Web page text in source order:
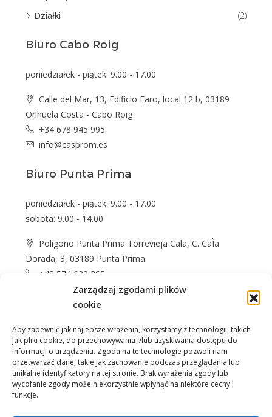
Zarządzaj zgodami plików
cookie
Aby zapewnić jak najlepsze wrażenia, korzystamy z technologii, takich
jak pliki cookie, do przechowywania i/lub uzyskiwania dostępu do
informacji o urządzeniu. Zgoda na te technologie pozwoli nam
przetwarzać dane, takie jak zachowanie podczas przeglądania lub
unikalne identyfikatory na tej stronie. Brak wyrażenia zgody lub
wycofanie zgody może niekorzystnie wpłynąć na niektóre cechy i
funkcje.
Działki
(2)
Biuro Cabo Roig
poniedziałek - piątek: 9.00 - 17.00
Calle del Mar, 13, Edificio Faro, local 12 b, 03189
Orihuela Costa - Cabo Roig
+34 678 945 995
info@casprom.es
Biuro Punta Prima
poniedziałek - piątek: 9.00 - 17.00
sobota: 9.00 - 14.00
Polígono Punta Prima Torrevieja Cala, C. CaÌa
Dorada, 3, 03189 Punta Prima
+48 574 622 365
info@casprom.es
Nieruchomości O Nas Jak kupić Okolica